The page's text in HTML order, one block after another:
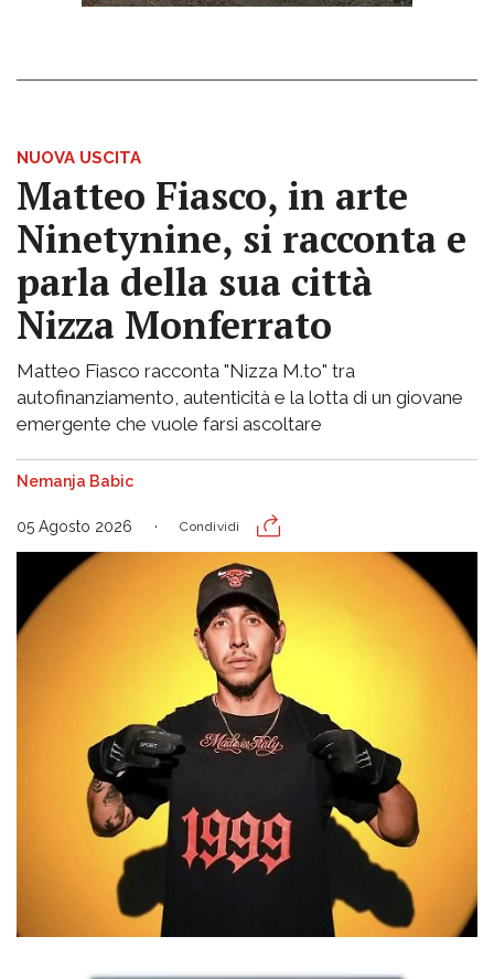
NUOVA USCITA
Matteo Fiasco, in arte
Ninetynine, si racconta e
parla della sua città
Nizza Monferrato
Matteo Fiasco racconta "Nizza M.to" tra
autofinanziamento, autenticità e la lotta di un giovane
emergente che vuole farsi ascoltare
Nemanja Babic
05 Agosto 2026 Condividi